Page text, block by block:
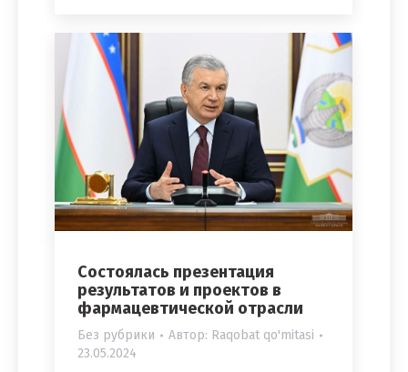
Состоялась презентация
результатов и проектов в
фармацевтической отрасли
Без рубрики Автор: Raqobat qo'mitasi
23.05.2024